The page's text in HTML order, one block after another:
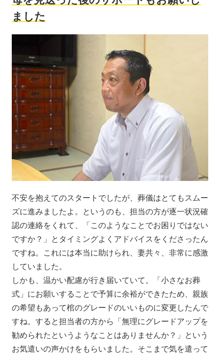
ました
不安を抱えてのスタートでしたが、葬儀はとてもスムー
ズに進みましたよ。というのも、担当の方が逐一状況確
認の連絡をくれて、「このようなことでお困りではない
ですか？」とタイミングよくアドバイスをくださったん
ですね。これには本当に助けられ、妻共々、非常に感激
していました。
しかも、温かい配慮が行き届いていて。「小さなお葬
式」にお願いすることで予算に余裕ができたため、親族
の希望もあって棺のグレードのいいものに変更したんで
すね。すると担当者の方から「無理にグレードアップを
勧められたというようなことはありませんか？」という
お気遣いの声かけをもらいました。そこまで気を遣って